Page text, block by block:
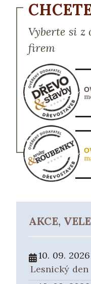
Vyberte si z
firem
AKCE,
10. 09. 2026
Lesnický den